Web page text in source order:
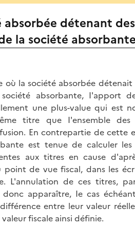
absorbée détenant
la société
où la société absorbée
absorbante, I'apport
une plus-value qui est
titre que I'ensemble des
En contrepartie de cette
est tenue de calculer les
aux titres en cause
de vue fiscal, dans les
L'annulation de ces titres,
apparaître, Ie cas
entre leur valeur
fiscale ainsi définie.